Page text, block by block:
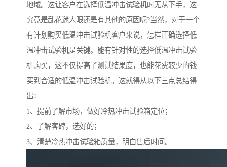
地域。这让客户在选择低温冲击试验机时无从下手，这
究竟是乱花迷人眼还是有其他的原因呢?当然，对于一个
有计划购买低温冲击试验机客户来说，怎样正确选择低
温冲击试验机是关键。能有针对性的选择低温冲击试验
机购买，这不仅提高了测试结果度，也能花费较少的钱
买到合适的低温冲击试验机。这就得从以下三点总结得
出：
1、提前了解市场，做好冷热冲击试验箱定位；
2、了解客碑，选好的；
3、清楚冷热冲击试验箱质量，明白售后时间。